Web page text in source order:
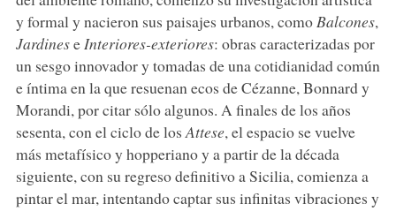
y formal y nacieron sus paisajes urbanos, como Balcones,
Jardinese Interiores-exteriores: obras caracterizadas por
un sesgo innovador y tomadas de una cotidianidad común
e íntima en la que resuenan ecos de Cézanne, Bonnard y
Morandi, por citar sólo algunos. A finales de los años
sesenta, con el ciclo de los Attese, el espacio se vuelve
más metafísico y hopperiano y a partir de la década
siguiente, con su regreso definitivo a Sicilia, comienza a
pintar el mar, intentando captar sus infinitas vibraciones y